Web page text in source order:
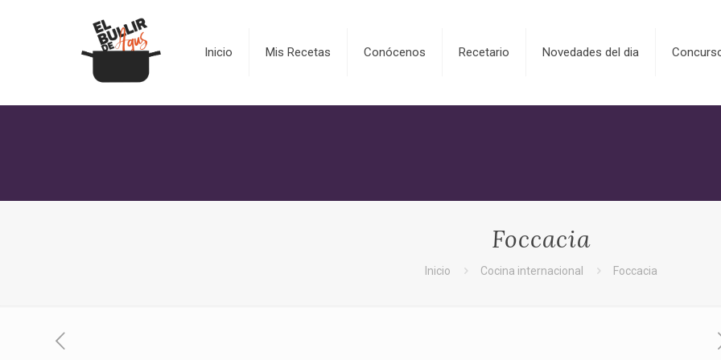
Inicio Mis Recetas Conócenos Recetario Novedades del dia
Foccacia
Inicio Cocina internacional Foccacia